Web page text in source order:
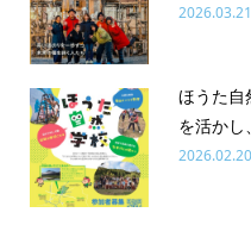
2026.03.21
ほうた
を活かし
2026.02.20